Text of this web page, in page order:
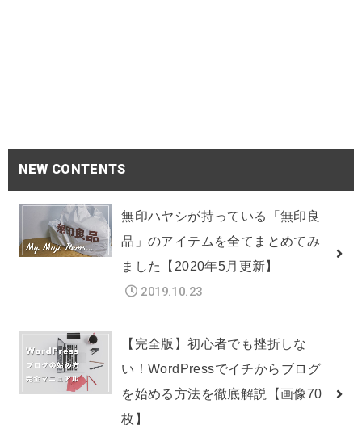
NEW CONTENTS
無印ハヤシが持っている「無印良
品」のアイテムを全てまとめてみ
ました【2020年5月更新】
2019.10.23
【完全版】初心者でも挫折しな
い！WordPressでイチからブログ
を始める方法を徹底解説【画像70
枚】